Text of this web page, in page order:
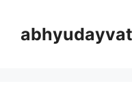
content